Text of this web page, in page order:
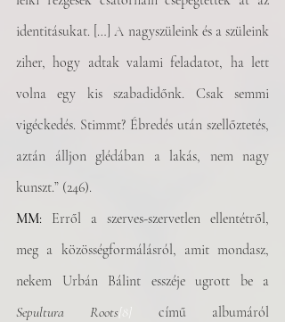
identitásukat. […] A nagyszüleink és a szüleink
ziher, hogy adtak valami feladatot, ha lett
volna egy kis szabadidőnk. Csak semmi
vigéckedés. Stimmt? Ébredés után szellőztetés,
aztán álljon glédában a lakás, nem nagy
kunszt.” (246).
MM: Erről a szerves-szervetlen ellentétről,
meg a közösségformálásról, amit mondasz,
Sepultura Roots [8]
című albumáról